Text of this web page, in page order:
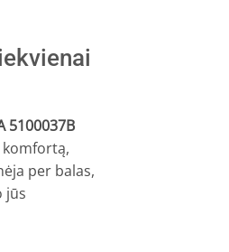
5100037B
komfortą,
per balas,
jūs